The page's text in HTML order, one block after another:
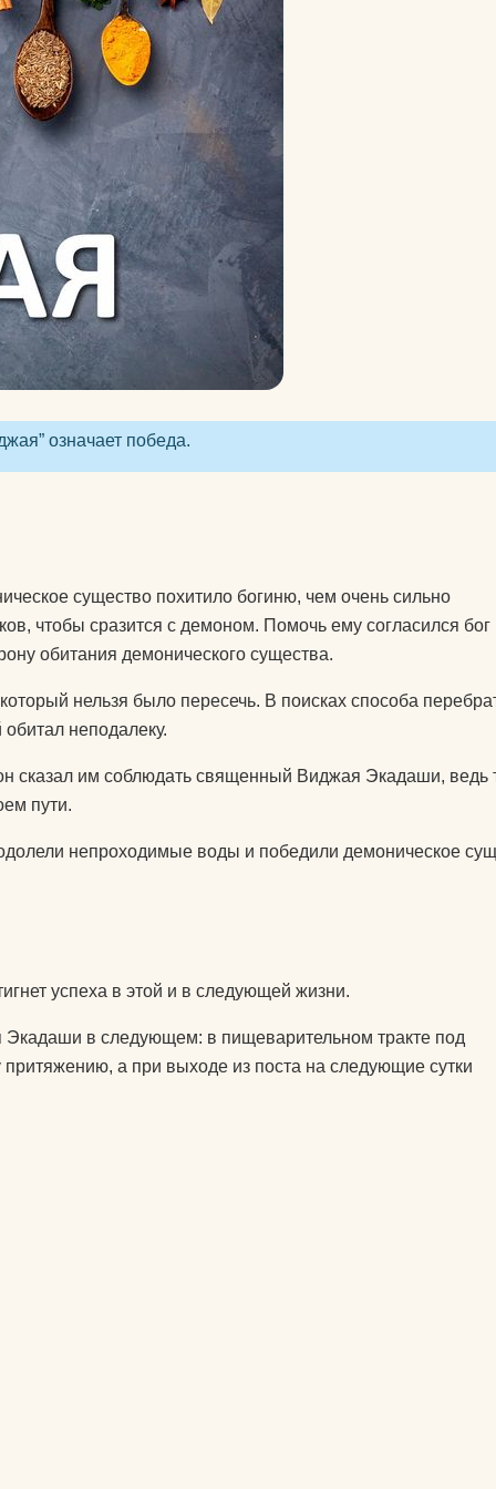
для
дожить
для
блок
велосипеды
гермосумки
доски для плавания
аквааэробики
коврики массажные
компрессионные
изделия для ног
аксессуары для
мячи массажные
носки для йоги
подушки массажные
препараты для
укрепления связок и
означает победа.
существо похитило богиню, чем очень сильно
чтобы сразится с демоном. Помочь ему согласился бог
обитания демонического существа.
нельзя было пересечь. В поисках способа
неподалеку.
сказал им соблюдать священный Виджая Экадаши, ведь
пути.
непроходимые воды и победили демоническое
успеха в этой и в следующей жизни.
Экадаши в следующем: в пищеварительном тракте под
а при выходе из поста на следующие сутки